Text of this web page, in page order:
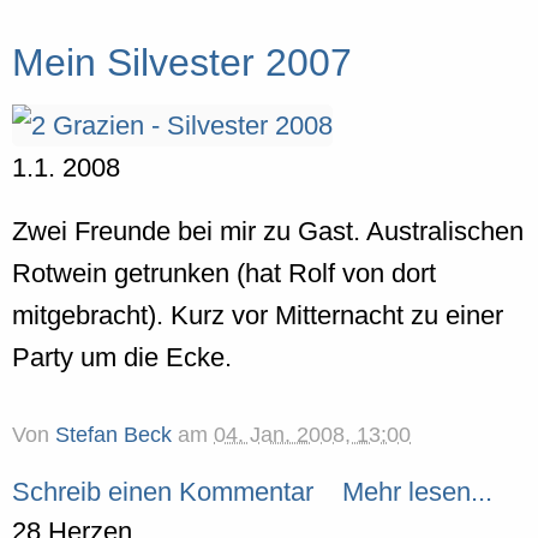
Mein Silvester 2007
1.1. 2008
Zwei Freunde bei mir zu Gast. Australischen
Rotwein getrunken (hat Rolf von dort
mitgebracht). Kurz vor Mitternacht zu einer
Party um die Ecke.
Von Stefan Beck am 04. Jan. 2008, 13:00
Schreib einen Kommentar
Mehr lesen...
28 Herzen